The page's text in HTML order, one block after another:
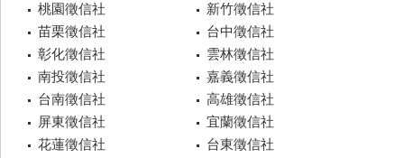
桃園徵信社
新竹徵信社
苗栗徵信社
台中徵信社
彰化徵信社
雲林徵信社
南投徵信社
嘉義徵信社
台南徵信社
高雄徵信社
屏東徵信社
宜蘭徵信社
花蓮徵信社
台東徵信社